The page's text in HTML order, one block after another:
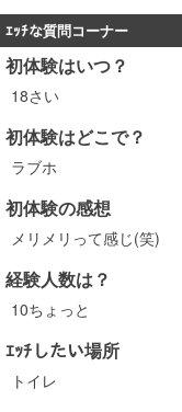
ｴｯﾁな質問コーナー
初体験はいつ？
18さい
初体験はどこで？
ラブホ
初体験の感想
メリメリって感じ(笑)
経験人数は？
10ちょっと
ｴｯﾁしたい場所
トイレ